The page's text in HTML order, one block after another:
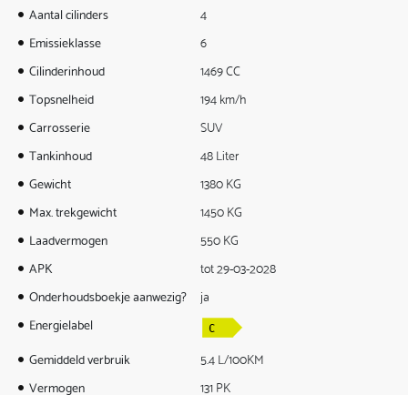
Aantal cilinders
4
Emissieklasse
6
Cilinderinhoud
1469 CC
Topsnelheid
194 km/h
Carrosserie
SUV
Tankinhoud
48 Liter
Gewicht
1380 KG
Max. trekgewicht
1450 KG
Laadvermogen
550 KG
APK
tot 29-03-2028
Onderhoudsboekje aanwezig?
ja
Energielabel
Gemiddeld verbruik
5.4 L/100KM
Vermogen
131 PK